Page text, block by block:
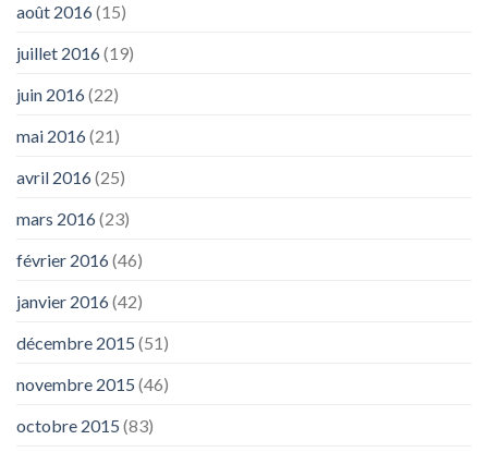
août 2016(15)
juillet 2016(19)
juin 2016(22)
mai 2016(21)
avril 2016(25)
mars 2016(23)
février 2016(46)
janvier 2016(42)
décembre 2015 (51)
novembre 2015 (46)
octobre 2015 (83)